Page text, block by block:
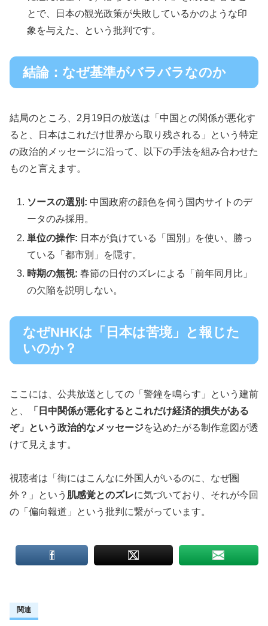
とで、日本の観光政策が失敗しているかのような印
象を与えた、という批判です。
結論：なぜ基準がバラバラなのか
結局のところ、2月19日の放送は「中国との関係が悪化す
ると、日本はこれだけ世界から取り残される」という特定
の政治的メッセージに沿って、以下の手法を組み合わせた
ものと言えます。
ソースの選別: 中国政府の顔色を伺う国内サイトのデ
ータのみ採用。
単位の操作: 日本が負けている「国別」を使い、勝っ
ている「都市別」を隠す。
時期の無視: 春節の日付のズレによる「前年同月比」
の欠陥を説明しない。
なぜNHKは「日本は苦境」と報じた
いのか？
ここには、公共放送としての「警鐘を鳴らす」という建前
と、
「日中関係が悪化するとこれだけ経済的損失がある
ぞ」という政治的なメッセージを込めたがる制作意図が透
けて見えます。
視聴者は「街にはこんなに外国人がいるのに、なぜ圏
外？」という 肌感覚とのズレに気づいており、それが今回
の「偏向報道」という批判に繋がっています。
関連